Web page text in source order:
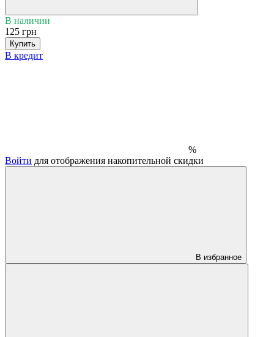
В наличии
125 грн
Купить
В кредит
%
Войти для отображения накопительной скидки
В избранное